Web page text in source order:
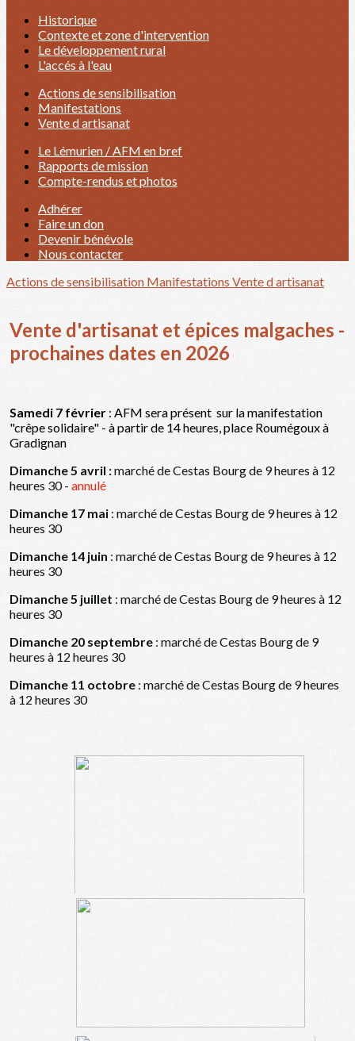
Historique
Contexte et zone d'intervention
Le développement rural
L'accés à l'eau
Actions de sensibilisation
Manifestations
Vente d artisanat
Le Lémurien / AFM en bref
Rapports de mission
Compte-rendus et photos
Adhérer
Faire un don
Devenir bénévole
Nous contacter
Actions de sensibilisation Manifestations Vente d artisanat
Vente d'artisanat et épices malgaches -
prochaines dates en 2026
Samedi 7 février : AFM sera présent sur la manifestation
"crêpe solidaire" - à partir de 14 heures, place Roumégoux à
Gradignan
Dimanche 5 avril :marché de Cestas Bourg de 9 heures à 12
heures 30 - annulé
Dimanche 17 mai : marché de Cestas Bourg de 9 heures à 12
heures 30
Dimanche 14 juin : marché de Cestas Bourg de 9 heures à 12
heures 30
Dimanche 5 juillet : marché de Cestas Bourg de 9 heures à 12
heures 30
Dimanche 20 septembre : marché de Cestas Bourg de 9
heures à 12 heures 30
Dimanche 11 octobre : marché de Cestas Bourg de 9 heures
à 12 heures 30